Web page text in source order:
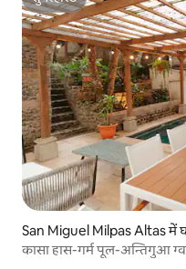
सुपरहोस्ट
San Miguel Milpas Altas में
कासा हास-गर्म पूल-अन्तिगुआ